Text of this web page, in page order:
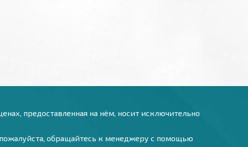
предоставленная на нём, носит исключительно
обращайтесь к менеджеру с помощью